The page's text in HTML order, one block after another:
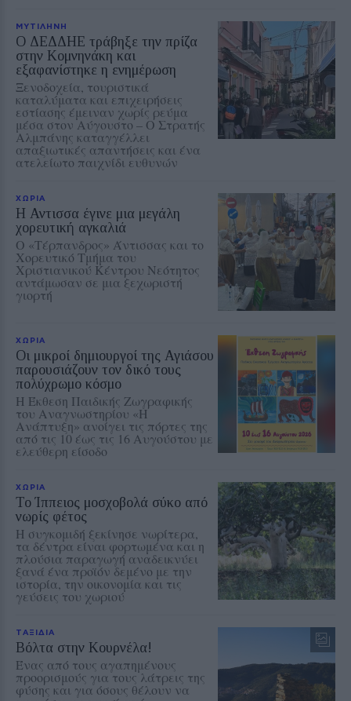
ΜΥΤΙΛΗΝΗ
Ο ΔΕΔΔΗΕ τράβηξε την πρίζα
στην Κομνηνάκη και
εξαφανίστηκε η ενημέρωση
Ξενοδοχεία, τουριστικά
καταλύματα και επιχειρήσεις
εστίασης έμειναν χωρίς ρεύμα
μέσα στον Αύγουστο – Ο Στρατής
Αλμπάνης καταγγέλλει
απαξιωτικές απαντήσεις και ένα
ατελείωτο παιχνίδι ευθυνών
ΧΩΡΙΑ
Η Αντισσα έγινε μια μεγάλη
χορευτική αγκαλιά
Ο «Τέρπανδρος» Άντισσας και το
Χορευτικό Τμήμα του
Χριστιανικού Κέντρου Νεότητος
αντάμωσαν σε μια ξεχωριστή
γιορτή
ΧΩΡΙΑ
Οι μικροί δημιουργοί της Αγιάσου
παρουσιάζουν τον δικό τους
πολύχρωμο κόσμο
Η Έκθεση Παιδικής Ζωγραφικής
του Αναγνωστηρίου «Η
Ανάπτυξη» ανοίγει τις πόρτες της
από τις 10 έως τις 16 Αυγούστου με
ελεύθερη είσοδο
ΧΩΡΙΑ
Το Ίππειος μοσχοβολά σύκο από
νωρίς φέτος
Η συγκομιδή ξεκίνησε νωρίτερα,
τα δέντρα είναι φορτωμένα και η
πλούσια παραγωγή αναδεικνύει
ξανά ένα προϊόν δεμένο με την
ιστορία, την οικονομία και τις
γεύσεις του χωριού
ΤΑΞΙΔΙΑ
Βόλτα στην Κουρνέλα!
Ένας από τους αγαπημένους
προορισμούς για τους λάτρεις της
φύσης και για όσους θέλουν να